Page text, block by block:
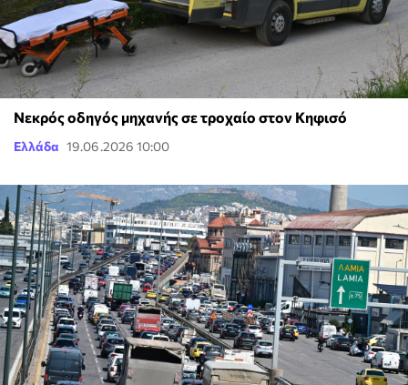
Νεκρός οδηγός μηχανής σε τροχαίο στον Κηφισό
Ελλάδα 19.06.2026 10:00